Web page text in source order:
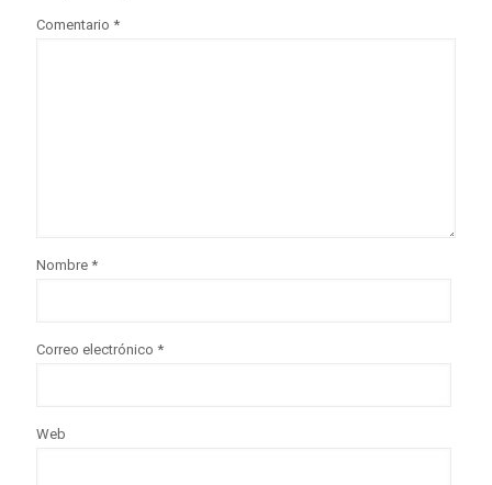
Comentario *
Nombre *
Correo electrónico *
Web